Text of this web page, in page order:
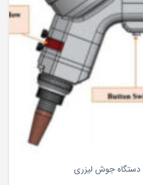
دستگاه جوش لیزری